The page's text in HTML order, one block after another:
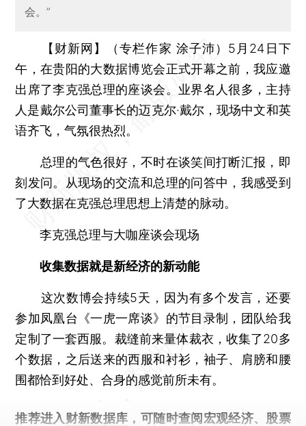
会。”
【财新网】（专栏作家 涂子沛） 5月24日下
午，在贵阳的大数据博览会正式开幕之前，我应邀
出席了李克强总理的座谈会。业界名人很多，主持
人是戴尔公司董事长的迈克尔·戴尔，现场中文和英
语齐飞，气氛很热烈。
总理的气色很好，不时在谈笑间打断汇报，即
刻发问。从现场的交流和总理的问答中，我感受到
了大数据在克强总理思想上清楚的脉动。
李克强总理与大咖座谈会现场
收集数据就是新经济的新动能
这次数博会持续5天，因为有多个发言，还要
参加凤凰台《一虎一席谈》的节目录制，团队给我
定制了一套西服。裁缝前来量体裁衣，收集了20多
个数据，之后送来的西服和衬衫，袖子、肩膀和腰
围都恰到好处、合身的感觉前所未有。
推荐进入 财新数据库 ，可随时查阅宏观经济、股票